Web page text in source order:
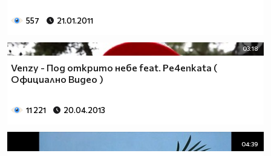
557 21.01.2011
03:18
Venzy - Под открито небе feat. Pe4enkata (
Официално Видео )
11 221 20.04.2013
04:39